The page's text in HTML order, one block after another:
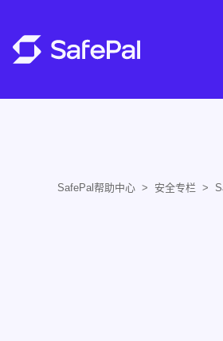
SafePal帮助中心 安全专栏